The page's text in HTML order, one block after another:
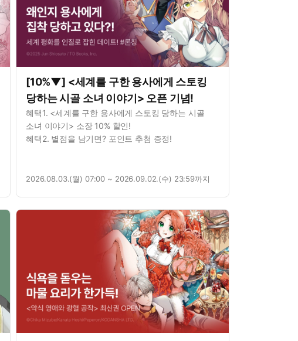
[10%▼] <세계를 구한 용사에게 스토킹
당하는 시골 소녀 이야기> 오픈 기념!
혜택1. <세계를 구한 용사에게 스토킹 당하는 시골
소녀 이야기> 소장 10% 할인!
혜택2. 별점을 남기면? 포인트 추첨 증정!
2026.08.03.(월) 07:00 ~ 2026.09.02.(수) 23:59까지